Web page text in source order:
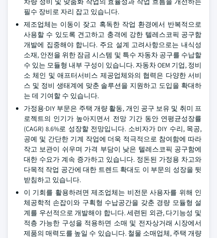
필수 장비로 자리 잡고 있습니다.
제조업체는 이동이 잦고 혹독한 작업 환경에서 반복적으로
사용할 수 있도록 견고하고 충격에 강한 텔레스코픽 공구함
개발에 집중해야 합니다. 주요 설계 고려사항으로는 내식성
소재, 안전을 위한 잠금 시스템 및 특수 자동차 공구를 수납할
수 있는 모듈형 내부 구성이 있습니다. 자동차 OEM 기업, 정비
소 체인 및 애프터서비스 제공업체와의 협력은 다양한 서비
스 및 정비 생태계에 맞춘 솔루션을 지원하고 도입을 확대하
는 데 기여할 수 있습니다.
가정용·DIY 부문은 주택 개량 활동, 개인 공구 보유 및 취미 프
로젝트의 인기가 높아지면서 전망 기간 동안 연평균성장률
(CAGR) 8.6%로 성장할 전망입니다. 소비자가 DIY 수리, 목공,
공예 및 간단한 기계 작업에 더욱 적극적으로 참여함에 따라
작고 보관이 쉬우며 가격 부담이 낮은 텔레스코픽 공구함에
대한 수요가 계속 증가하고 있습니다. 정돈된 가정용 차고와
다목적 작업 공간에 대한 트렌드 확대도 이 부문의 성장을 뒷
받침하고 있습니다.
이 기회를 활용하려면 제조업체는 비전문 사용자를 위해 인
체공학적 손잡이와 구획형 수납공간을 갖춘 경량 모듈형 설
계를 우선적으로 개발해야 합니다. 세련된 외관, 다기능성 및
적층 가능한 구성을 적용하면 소매 및 전자상거래 시장에서
제품의 매력도를 높일 수 있습니다. 철물 소매업체, 주택 개량